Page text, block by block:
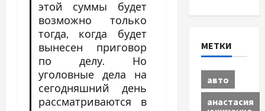
этой суммы будет
возможно только
тогда, когда будет
вынесен приговор
по делу. Но
уголовные дела на
сегодняшний день
рассматриваются в
МЕТКИ
авто
анастасия